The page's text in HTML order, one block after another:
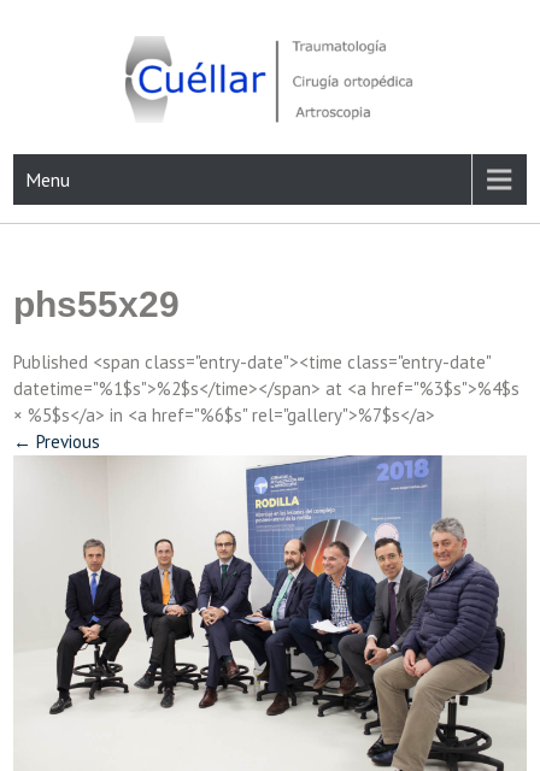
Menu
phs55x29
Published <span class="entry-date"><time class="entry-date"
datetime="%1$s">%2$s</time></span> at <a href="%3$s">%4$s
× %5$s</a> in <a href="%6$s" rel="gallery">%7$s</a>
← Previous